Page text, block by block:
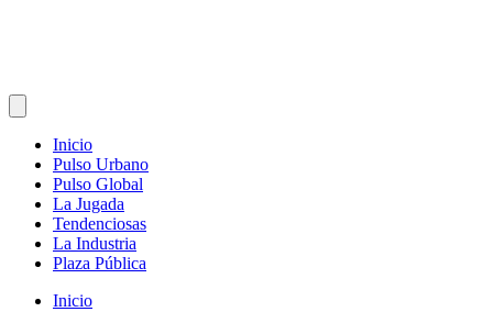
Inicio
Pulso Urbano
Pulso Global
La Jugada
Tendenciosas
La Industria
Plaza Pública
Inicio